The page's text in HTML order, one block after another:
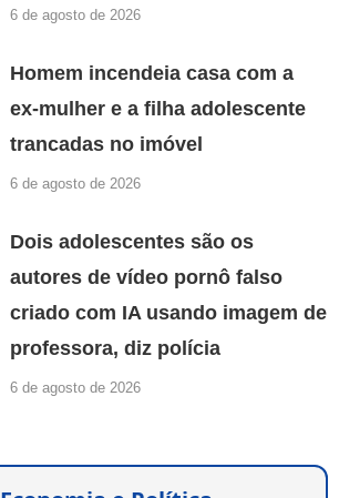
6 de agosto de 2026
Homem incendeia casa com a
ex-mulher e a filha adolescente
trancadas no imóvel
6 de agosto de 2026
Dois adolescentes são os
autores de vídeo pornô falso
criado com IA usando imagem de
professora, diz polícia
6 de agosto de 2026